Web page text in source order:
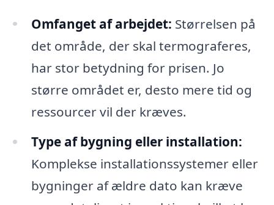
Omfanget af arbejdet: Størrelsen på
det område, der skal termograferes,
har stor betydning for prisen. Jo
større området er, desto mere tid og
ressourcer vil der kræves.
Type af bygning eller installation:
Komplekse installationssystemer eller
bygninger af ældre dato kan kræve